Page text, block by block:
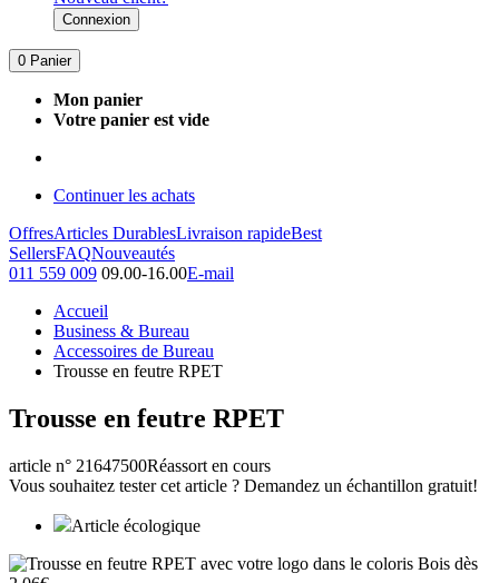
Connexion
0 Panier
Mon panier
Votre panier est vide
Continuer les achats
OffresArticles DurablesLivraison rapideBest
SellersFAQNouveautés
011 559 009 09.00-16.00E-mail
Accueil
Business & Bureau
Accessoires de Bureau
Trousse en feutre RPET
Trousse en feutre RPET
article n° 21647500Réassort en cours
Vous souhaitez tester cet article ? Demandez un échantillon gratuit!
Article écologique